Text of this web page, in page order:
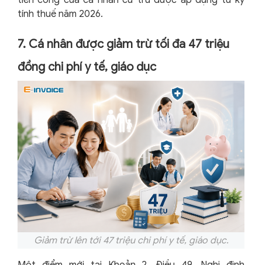
tính thuế năm 2026.
7. Cá nhân được giảm trừ tối đa 47 triệu
đồng chi phí y tế, giáo dục
Giảm trừ lên tới 47 triệu chi phí y tế, giáo dục.